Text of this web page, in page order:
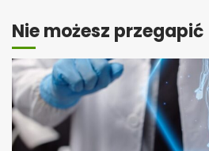
Nie możesz przegapić